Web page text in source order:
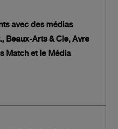
avec des médias
Beaux-Arts & Cie, Avre
Match et le Média